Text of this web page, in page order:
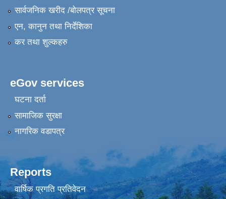
सार्वजनिक खरीद /बोलपत्र सूचना
एन, कानुन तथा निर्देशिका
कर तथा शुल्कहरु
eGov services
घटना दर्ता
सामाजिक सुरक्षा
नागरिक वडापत्र
Reports
वार्षिक प्रगति प्रतिवेदन